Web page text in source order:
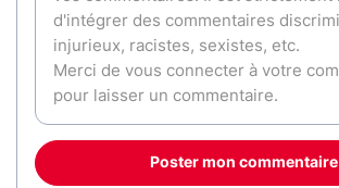
Poster mon commentaire